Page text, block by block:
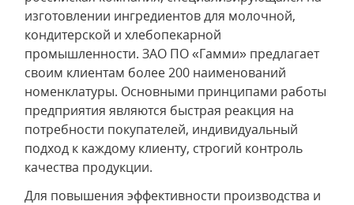
изготовлении ингредиентов для молочной,
кондитерской и хлебопекарной
промышленности. ЗАО ПО «Гамми» предлагает
своим клиентам более 200 наименований
номенклатуры. Основными принципами работы
предприятия являются быстрая реакция на
потребности покупателей, индивидуальный
подход к каждому клиенту, строгий контроль
качества продукции.
Для повышения эффективности производства и